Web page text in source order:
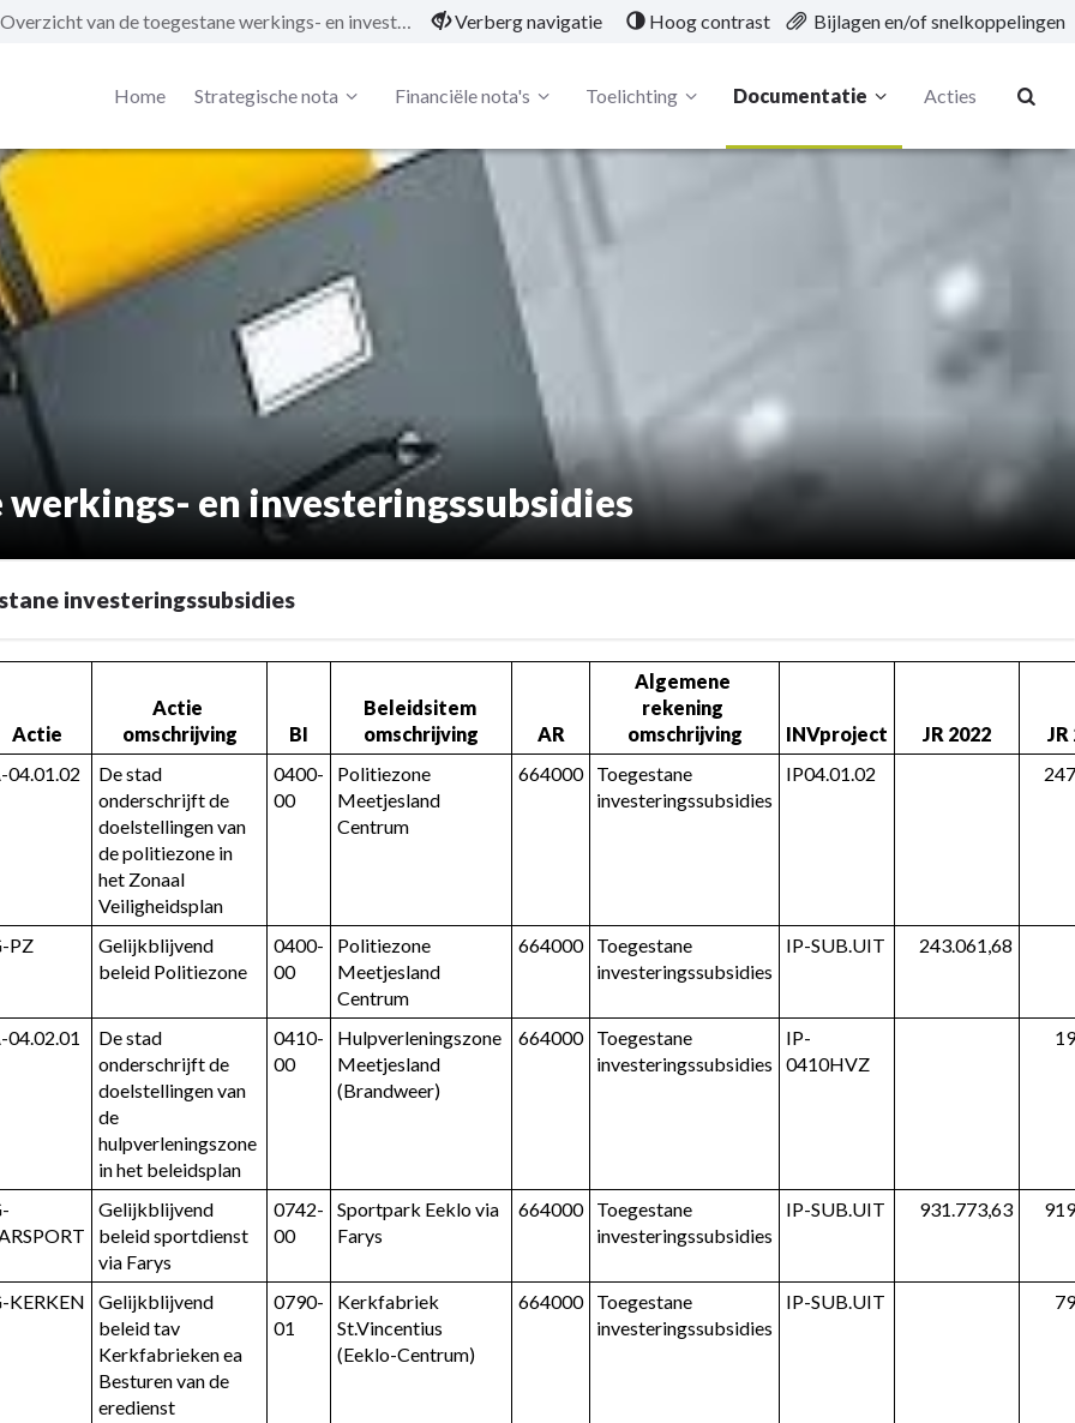
Overzicht van de toegestane werkings- en investeringssubsidies Verberg navigatie Hoog contrast Bijlagen en/of snelkoppelingen
Home Strategische nota Financiële nota's Toelichting Documentatie Acties
en investeringssubsidies
investeringssubsidies
Actie
Actie
omschrijving
BI
Beleidsitem
omschrijving
AR
Algemene
rekening
omschrijving
INVproject JR 2022
JR
04.01.02
De stad
onderschrijft de
doelstellingen van
de politiezone in
het Zonaal
Veiligheidsplan
0400-
00
Politiezone
Meetjesland
Centrum
664000
Toegestane
investeringssubsidies
IP04.01.02
PZ
Gelijkblijvend
beleid Politiezone
0400-
00
Politiezone
Meetjesland
Centrum
664000
Toegestane
investeringssubsidies
IP-SUB.UIT 243.061,68
04.02.01
De stad
onderschrijft de
doelstellingen van
de
hulpverleningszone
in het beleidsplan
0410-
00
Hulpverleningszone
Meetjesland
(Brandweer)
664000
Toegestane
investeringssubsidies
IP-
0410HVZ
Gelijkblijvend
beleid sportdienst
via Farys
0742-
00
Sportpark Eeklo via
Farys
664000
Toegestane
investeringssubsidies
IP-SUB.UIT 931.773,63
KERKEN
Gelijkblijvend
beleid tav
Kerkfabrieken ea
Besturen van de
eredienst
0790-
01
Kerkfabriek
St.Vincentius
(Eeklo-Centrum)
664000
Toegestane
investeringssubsidies
IP-SUB.UIT